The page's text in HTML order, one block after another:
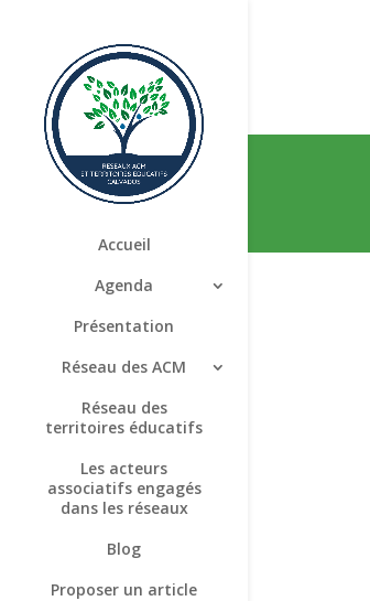
Accueil
Agenda
Présentation
Réseau des ACM
Réseau des
territoires éducatifs
Les acteurs
associatifs engagés
dans les réseaux
Blog
Proposer un article